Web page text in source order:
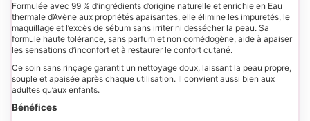
Formulée avec 99 % d’ingrédients d’origine naturelle et enrichie en Eau
thermale d’Avène aux propriétés apaisantes, elle élimine les impuretés, le
maquillage et l’excès de sébum sans irriter ni dessécher la peau. Sa
formule haute tolérance, sans parfum et non comédogène, aide à apaiser
les sensations d’inconfort et à restaurer le confort cutané.
Ce soin sans rinçage garantit un nettoyage doux, laissant la peau propre,
souple et apaisée après chaque utilisation. Il convient aussi bien aux
adultes qu’aux enfants.
Bénéfices